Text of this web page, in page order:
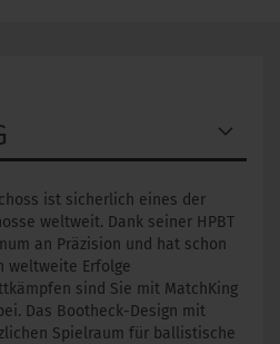
ist sicherlich eines der
weltweit. Dank seiner HPBT
an Präzision und hat schon
weltweite Erfolge
sind Sie mit MatchKing
Das Bootheck-Design mit
Spielraum für ballistische